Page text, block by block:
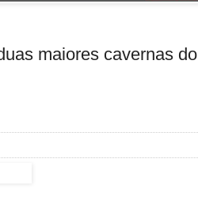
maiores cavernas do